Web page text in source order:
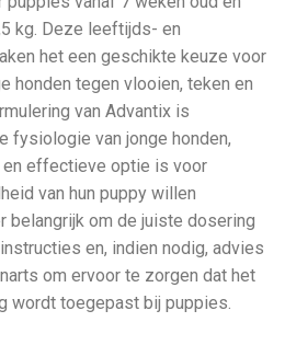
kg. Deze leeftijds- en
het een geschikte keuze voor
honden tegen vlooien, teken en
van Advantix is
fysiologie van jonge honden,
effectieve optie is voor
van hun puppy willen
belangrijk om de juiste dosering
en, indien nodig, advies
om ervoor te zorgen dat het
wordt toegepast bij puppies.